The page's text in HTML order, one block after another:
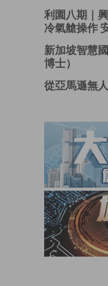
利園八期｜
冷氣艙操作
新加坡智慧
博士）
從亞馬遜無